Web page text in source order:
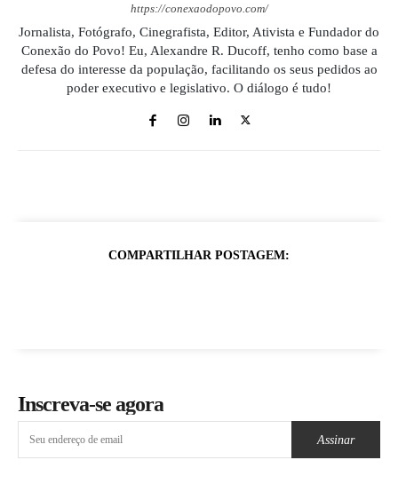
https://conexaodopovo.com/
Jornalista, Fotógrafo, Cinegrafista, Editor, Ativista e Fundador do
Conexão do Povo! Eu, Alexandre R. Ducoff, tenho como base a
defesa do interesse da população, facilitando os seus pedidos ao
poder executivo e legislativo. O diálogo é tudo!
COMPARTILHAR POSTAGEM:
Inscreva-se agora
Assinar